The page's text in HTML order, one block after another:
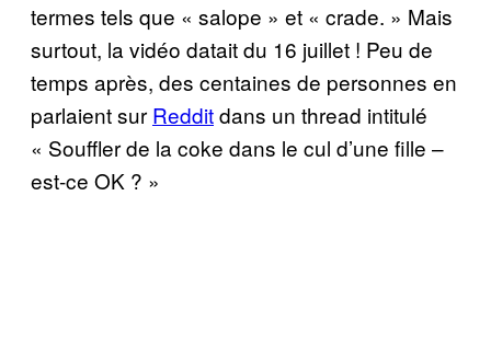
termes tels que « salope » et « crade. » Mais
surtout, la vidéo datait du 16 juillet ! Peu de
temps après, des centaines de personnes en
parlaient sur Redditdans un thread intitulé
« Souffler de la coke dans le cul d’une fille –
est-ce OK ? »